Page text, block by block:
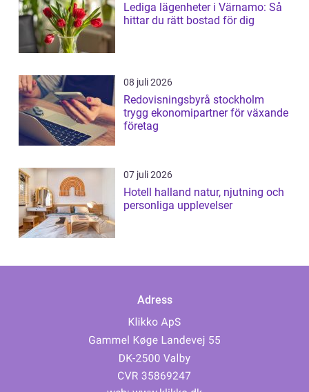
Lediga lägenheter i Värnamo: Så
hittar du rätt bostad för dig
08 juli 2026
Redovisningsbyrå stockholm
trygg ekonomipartner för växande
företag
07 juli 2026
Hotell halland natur, njutning och
personliga upplevelser
Adress